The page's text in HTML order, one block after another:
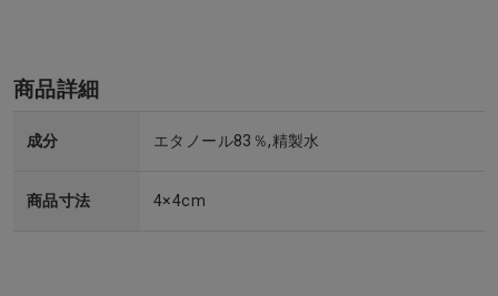
商品詳細
成分 エタノール83％,精製水
商品寸法 4×4cm